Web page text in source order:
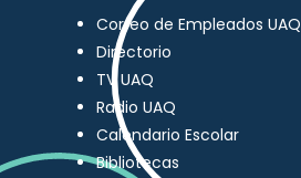
Correo de Empleados UAQ
Directorio
TV UAQ
Radio UAQ
Calendario Escolar
Bibliotecas